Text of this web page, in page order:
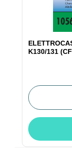
K130/131